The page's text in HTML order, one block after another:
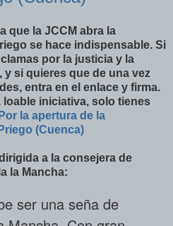
que la JCCM abra la
se hace indispensable. Si
por la justicia y la
si quieres que de una vez
entra en el enlace y firma.
iniciativa, solo tienes
Por la apertura de la
(Cuenca)
a la consejera de
la Mancha:
ser una seña de